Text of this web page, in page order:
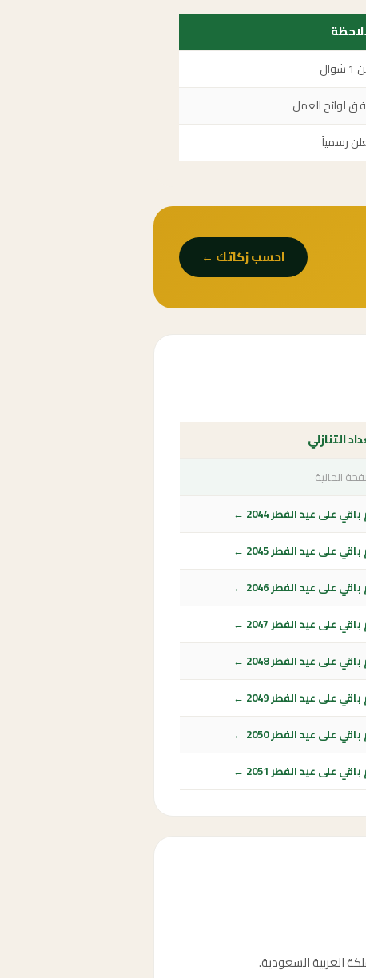
لوائح العمل
رسمياً
احسب زكاتك ←
التنازلي
الحالية
على عيد الفطر 2044 ←
على عيد الفطر 2045 ←
على عيد الفطر 2046 ←
على عيد الفطر 2047 ←
على عيد الفطر 2048 ←
على عيد الفطر 2049 ←
على عيد الفطر 2050 ←
على عيد الفطر 2051 ←